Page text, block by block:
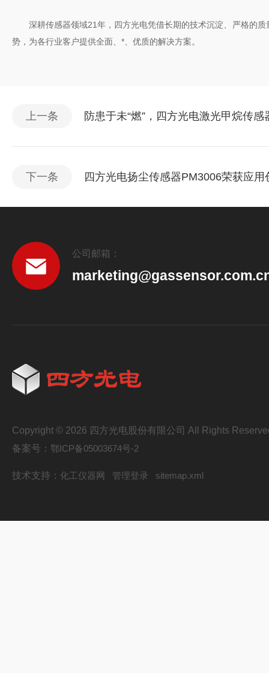
深耕传感器领域21年，四方光电凭借长期的技术沉淀、严格的质
势，为各行业客户提供全面、*、优质的解决方案。
上一条 防患于未“燃”，四方光电激光甲烷传
下一条 四方光电扬尘传感器PM3006荣获应
公司邮箱：
Copyright © 2026 四方光电股份有限公司 All Rights
备案号： 鄂ICP备05003674号-2
技术支持： 化工仪器网 管理登录 sitemap.xml